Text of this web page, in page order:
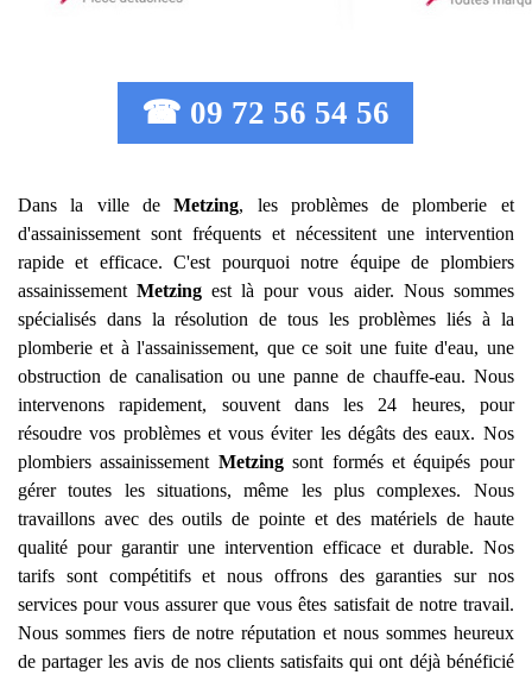
☎ 09 72 56 54 56
Dans la ville deMetzing, les problèmes de plomberie et
d'assainissement sont fréquents et nécessitent une intervention
rapide et efficace. C'est pourquoi notre équipe de plombiers
assainissementMetzing est là pour vous aider. Nous sommes
spécialisés dans la résolution de tous les problèmes liés à la
plomberie et à l'assainissement, que ce soit une fuite d'eau, une
obstruction de canalisation ou une panne de chauffe-eau. Nous
intervenons rapidement, souvent dans les 24 heures, pour
résoudre vos problèmes et vous éviter les dégâts des eaux. Nos
plombiers assainissement Metzingsont formés et équipés pour
gérer toutes les situations, même les plus complexes. Nous
travaillons avec des outils de pointe et des matériels de haute
qualité pour garantir une intervention efficace et durable. Nos
tarifs sont compétitifs et nous offrons des garanties sur nos
services pour vous assurer que vous êtes satisfait de notre travail.
Nous sommes fiers de notre réputation et nous sommes heureux
de partager les avis de nos clients satisfaits qui ont déjà bénéficié